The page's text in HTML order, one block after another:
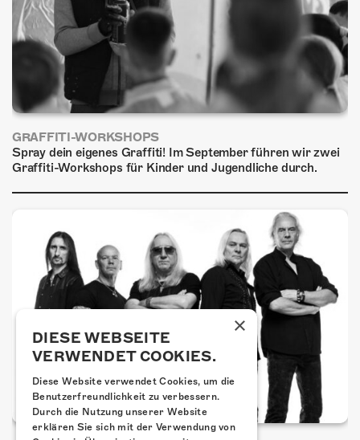
GRAFFITI-WORKSHOPS
Spray dein eigenes Graffiti! Im September führen wir zwei
Graffiti-Workshops für Kinder und Jugendliche durch.
×
DIESE WEBSEITE
VERWENDET COOKIES.
Diese Website verwendet Cookies, um die
Benutzerfreundlichkeit zu verbessern.
Durch die Nutzung unserer Website
erklären Sie sich mit der Verwendung von